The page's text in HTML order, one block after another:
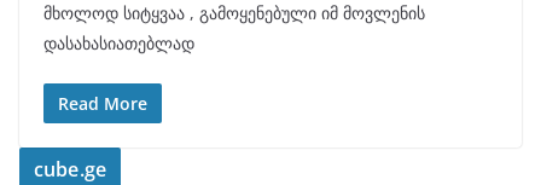
მხოლოდ სიტყვაა , გამოყენებული იმ მოვლენის
დასახასიათებლად
Read More
cube.ge